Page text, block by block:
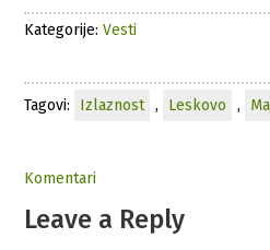
Kategorije:Vesti
Tagovi: Izlaznost , Leskovo ,
Komentari
Leave a Reply